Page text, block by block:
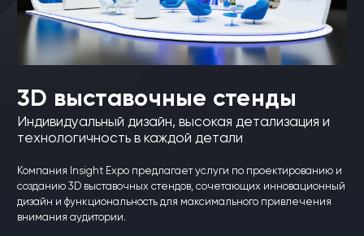
3D выставочные стенды
Индивидуальный дизайн, высокая детализация и
технологичность в каждой детали
Компания Insight Expo предлагает услуги по проектированию и
созданию 3D выставочных стендов, сочетающих инновационный
дизайн и функциональность для максимального привлечения
внимания аудитории.